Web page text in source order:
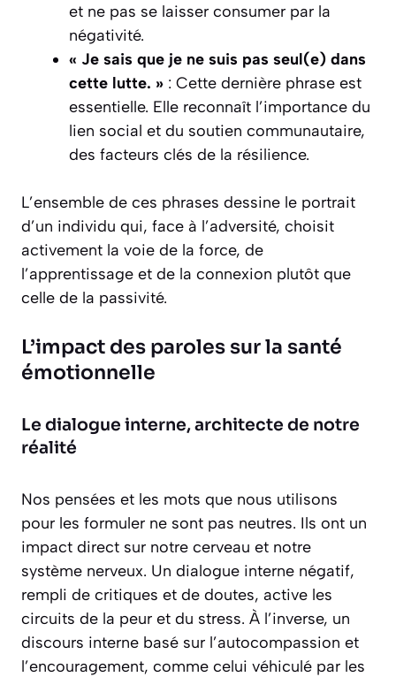
et ne pas se laisser consumer par la
négativité.
« Je sais que je ne suis pas seul(e) dans
cette lutte. » : Cette dernière phrase est
essentielle. Elle reconnaît l’importance du
lien social et du soutien communautaire,
des facteurs clés de la résilience.
L’ensemble de ces phrases dessine le portrait
d’un individu qui, face à l’adversité, choisit
activement la voie de la force, de
l’apprentissage et de la connexion plutôt que
celle de la passivité.
L’impact des paroles sur la santé
émotionnelle
Le dialogue interne, architecte de notre
réalité
Nos pensées et les mots que nous utilisons
pour les formuler ne sont pas neutres. Ils ont un
impact direct sur notre cerveau et notre
système nerveux. Un dialogue interne négatif,
rempli de critiques et de doutes, active les
circuits de la peur et du stress. À l’inverse, un
discours interne basé sur l’autocompassion et
l’encouragement, comme celui véhiculé par les